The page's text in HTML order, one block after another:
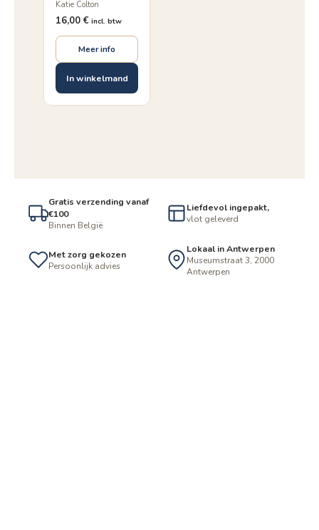
Katie Colton
16,00 € incl. btw
Meer info
In winkelmand
Gratis verzending vanaf
€100
Binnen België
Liefdevol ingepakt,
vlot geleverd
Met zorg gekozen
Persoonlijk advies
Lokaal in Antwerpen
Museumstraat 3, 2000
Antwerpen